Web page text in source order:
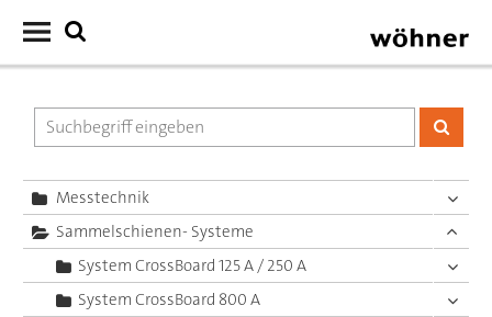
Messtechnik
Sammelschienen- Systeme
System CrossBoard 125 A / 250 A
System CrossBoard 800 A